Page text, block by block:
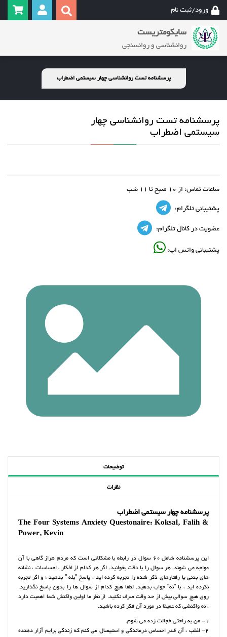
ورود/ثبت نام
سایکومتریست
روانشناسی و روانسنجی
پرسشنامه تست روانشناسی چهار سیستمی اضطراب
پرسشنامه تست روانشناسی چهار
سیستمی اضطراب
ساعات تماس: از 10 صبح تا 11 شب
پشتیبانی تلگرام:
عضویت در کانال تلگرام:
پشتیبانی واتس اپ:
توضیحات
نظرات
پرسشنامه چهار سیستمی اضطراب
The Four Systems Anxiety Questonaire: Koksal‚ Falih &
Power‚ Kevin
این پرسشنامه شامل 60 سوال در رابطه با مشکلاتی است که مردم هراز گاهی با آن
مواجه می شوند. هر سوال را با دقت بخوانید. اگر هر کدام از افکار ، احساسات ، نشانه
های بدنی یا رفتارهای ذکر شده را تجربه کرده اید ، پاسخ "بله " بدهید ؛ و اگر تجربه
نکرده اید ، با "نه" جواب بدهید. لطفا هیچ کدام از سوال ها را بدون پاسخ نگذارید.
روی هیچ سوالی بیش از حد وقت صرف نکنید. از نظر ما اولین واکنش شما اهمیت دارد
، نه واکنشی که عمیقا در مورد آن فکر کرده باشید.
1- من به راحتی خجالت زده می شوم.
2– اغلب ، آن قدر احساس درماندگی و استیصال می کنم که زندگی برایم آزار دهنده